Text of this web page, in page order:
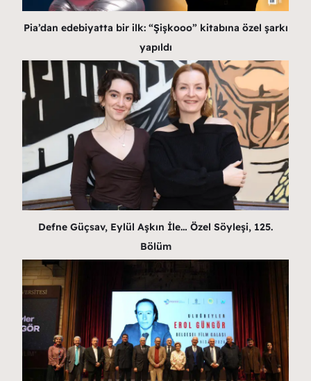
Pia’dan edebiyatta bir ilk: “Şişkooo” kitabına özel şarkı
yapıldı
Defne Güçsav, Eylül Aşkın İle… Özel Söyleşi, 125.
Bölüm